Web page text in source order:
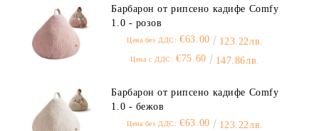
Барбарон от рипсено кадифе Comfy
1.0 - розов
Цена без ДДС: €63.00 123.22лв.
Цена с ДДС: €75.60 147.86лв.
Барбарон от рипсено кадифе Comfy
1.0 - бежов
Цена без ДДС: €63.00 123.22лв.